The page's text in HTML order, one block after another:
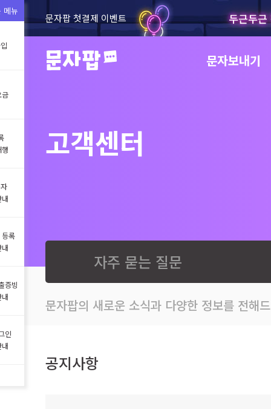
문자팝 첫결제 이벤트 두근두
문자보내기
메뉴
록
증빙
인
고객센터
자주 묻는 질문
문자팝의 새로운 소식과 다양한 정보를 전해
공지사항